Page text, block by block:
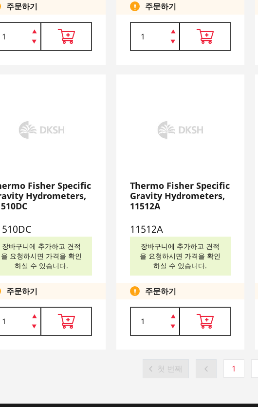
주문하기 주문하기
Fisher Specific
Hydrometers,
장바구니에 추가하고 견적
을 요청하시면 가격을 확인
하실 수 있습니다.
주문하기
Thermo Fisher Specific
Gravity Hydrometers,
11512A
11512A
장바구니에 추가하고 견적
을 요청하시면 가격을 확인
하실 수 있습니다.
주문하기
첫 번째 1